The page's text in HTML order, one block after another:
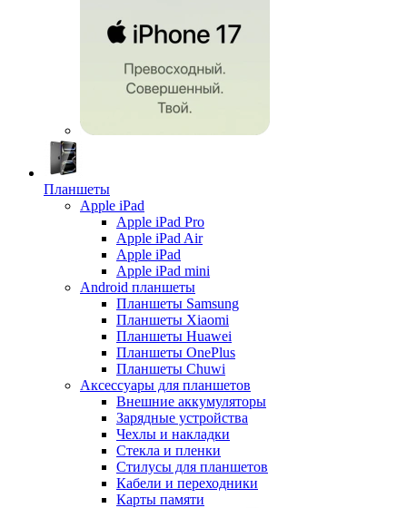
Планшеты
Apple iPad
Apple iPad Pro
Apple iPad Air
Apple iPad
Apple iPad mini
Android планшеты
Планшеты Samsung
Планшеты Xiaomi
Планшеты Huawei
Планшеты OnePlus
Планшеты Chuwi
Аксессуары для планшетов
Внешние аккумуляторы
Зарядные устройства
Чехлы и накладки
Стекла и пленки
Стилусы для планшетов
Кабели и переходники
Карты памяти